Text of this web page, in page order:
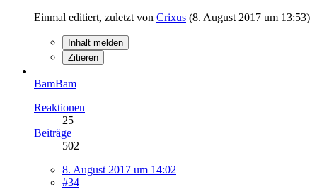
Einmal editiert, zuletzt von Crixus (8. August 2017 um 13:53)
Inhalt melden
Zitieren
BamBam
Reaktionen
25
Beiträge
502
8. August 2017 um 14:02
#34